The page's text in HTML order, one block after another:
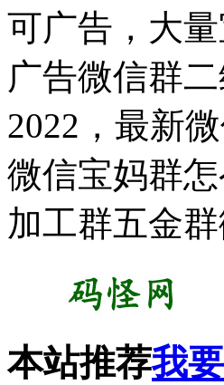
可广告，大
广告微信群
2022，最新
微信宝妈群
加工群五金
本站推荐我